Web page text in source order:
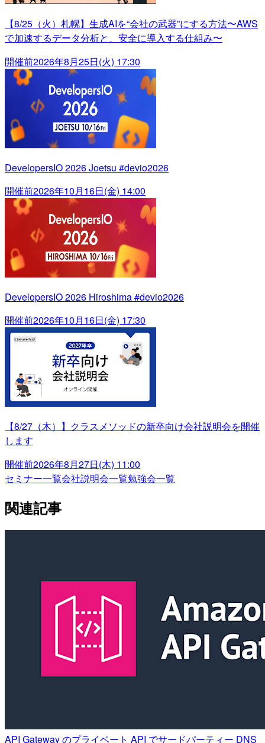
【8/25（火）札幌】生成AIを“会社の武器”にする方法〜AWS
で加速するデータ分析と、安全に導入する仕組み〜
開催前2026年8月25日(火) 17:30
DevelopersIO 2026 Joetsu #devio2026
開催前2026年10月16日(金) 14:00
DevelopersIO 2026 Hiroshima #devio2026
開催前2026年10月16日(金) 17:30
【8/27（木）】クラスメソッドの新卒向け会社説明会を開催
します
開催前2026年8月27日(木) 11:00
セミナー一覧会社説明会一覧勉強会一覧
関連記事
API Gateway のプライベート API でサードパーティー DNS